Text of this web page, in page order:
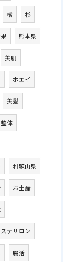
檜 杉
熊本県
美肌
ホエイ
美髪
整体
和歌山県
お土産
テサロン
腸活